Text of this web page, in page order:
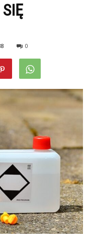
0